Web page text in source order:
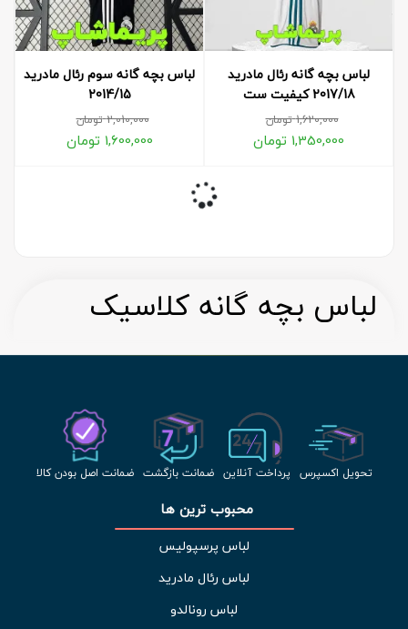
لباس بچه گانه رئال مادرید
2017/18 کیفیت ست
1,620,000تومان
1,350,000 تومان
لباس بچه گانه سوم رئال مادرید
2014/15
2,010,000تومان
1,600,000 تومان
لباس بچه گانه کلاسیک
تحویل اکسپرس پرداخت آنلاین ضمانت بازگشت ضمانت اصل بودن کالا
محبوب ترین ها
لباس پرسپولیس
لباس رئال مادرید
لباس رونالدو